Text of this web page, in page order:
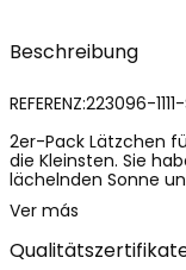
Beschreibung
REFERENZ:223096-
2er-Pack Lätzchen
die Kleinsten. Sie
lächelnden Sonne
und grün-blauen
während der
für Babys von 0 bis
perfekt, um dem
Ver más